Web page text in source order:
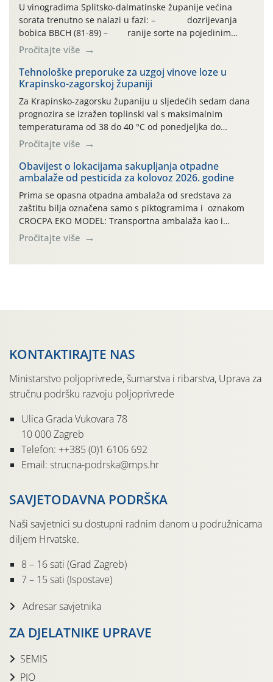
U vinogradima Splitsko-dalmatinske županije većina
sorata trenutno se nalazi u fazi: – dozrijevanja
bobica BBCH (81-89) – ranije sorte na pojedinim
lokalitetima već su dozrele te su spremne za berbu Zbog
visokih temperatura i dugotrajnog izostanka oborina
razvoj vinove loze odvija se uredno, a zdravstveno stanje
većine vinograda je dobro. Srednje dnevne temperature
zraka […]
Pročitajte više
Tehnološke preporuke za uzgoj vinove loze u
Krapinsko-zagorskoj županiji
Za Krapinsko-zagorsku županiju u sljedećih sedam dana
prognozira se izražen toplinski val s maksimalnim
temperaturama od 38 do 40 °C od ponedjeljka do
četvrtka, uz povećan rizik od toplinskog stresa za vinovu
lozu. U petak i subotu očekuje se osvježenje uz
mogućnost lokalnih grmljavinskih pljuskova. Za regiju
izdano je i crveno upozorenje na ekstremno visoke […]
Pročitajte više
Obavijest o lokacijama sakupljanja otpadne
ambalaže od pesticida za kolovoz 2026. godine
Prima se opasna otpadna ambalaža od sredstava za
zaštitu bilja označena samo s piktogramima i oznakom
CROCPA EKO MODEL: Transportna ambalaža kao i
ambalaža drugih proizvoda koji nisu sredstva za zaštitu
bilja (npr. ambalaža od mineralnih gnojiva,) se ne
Pročitajte više
KONTAKTIRAJTE NAS
Ministarstvo poljoprivrede, šumarstva i ribarstva, Uprava za
stručnu podršku razvoju poljoprivrede
Ulica Grada Vukovara 78
10 000 Zagreb
Telefon: ++385 (0)1 6106 692
Email: strucna-podrska@mps.hr
SAVJETODAVNA PODRŠKA
Naši savjetnici su dostupni radnim danom u podružnicama
diljem Hrvatske.
8 – 16 sati (Grad Zagreb)
7 – 15 sati (Ispostave)
Adresar savjetnika
ZA DJELATNIKE UPRAVE
SEMIS
PIO